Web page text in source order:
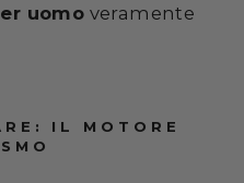
uomo veramente
IL MOTORE